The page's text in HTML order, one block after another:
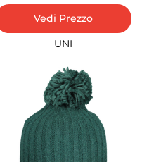
Vedi Prezzo
UNI